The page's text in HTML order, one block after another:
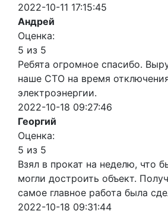
2022-10-11 17:15:45
Андрей
Оценка:
5 из 5
Ребята огромное спасибо.
наше СТО на время
электроэнергии.
2022-10-18 09:27:46
Георгий
Оценка:
5 из 5
Взял в прокат на неделю, что
могли достроить объект.
самое главное работа была
2022-10-18 09:31:44